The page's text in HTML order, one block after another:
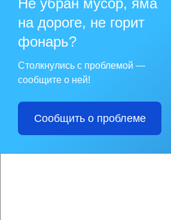
Не убран мусор, яма
на дороге, не горит
фонарь?
Столкнулись с проблемой —
сообщите о ней!
Сообщить о проблеме